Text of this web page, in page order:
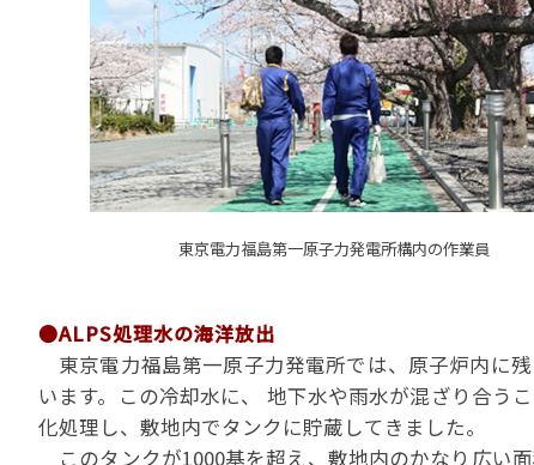
東京電力福島第一原子力
●ALPS処理水の海洋放出
東京電力福島第一原子力発電所では、原子炉内に
います。この冷却水に、 地下水や雨水が混ざり合う
化処理し、敷地内でタンクに貯蔵してきました。
このタンクが1000基を超え、敷地内のかなり広い